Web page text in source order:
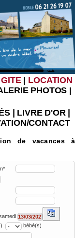
| LOCATION
PHOTOS |
| LIVRE D'OR|
CONTACT
de vacances à
bébé(s)